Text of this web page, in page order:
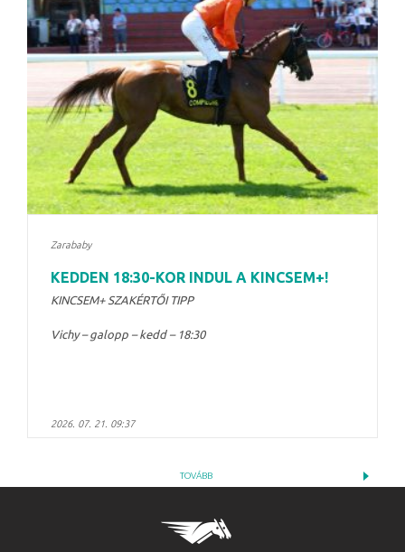
Zarababy
KEDDEN 18:30-KOR INDUL A KINCSEM+!
KINCSEM+ SZAKÉRTŐI TIPP
Vichy – galopp – kedd – 18:30
2026. 07. 21. 09:37
TOVÁBB